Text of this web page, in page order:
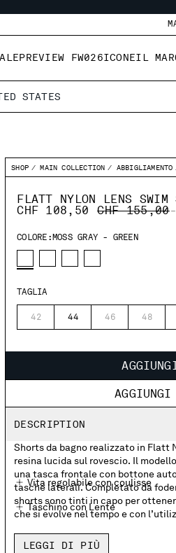
PREVIEW FW026ICONEIL
STATES
SHOP MAIN COLLECTION ABBIGLIAMENTO
FLATT NYLON LENS SWIM
CHF 108,50
PRICE
CHF 155,00-
COLORE: MOSS GRAY - GREEN
TAGLIA
42 44 46 48
DESCRIPTION
Shorts da bagno realizzato in Flatt
resina lucida sul rovescio. Il
una tasca frontale con bottone
tasche laterali. Completato da
shorts sono tinti in capo per
che si evolve nel tempo e con
Vita regolabile con coulisse
Taschino con Lente
Tasche laterali
LEGGI DI PIÙ